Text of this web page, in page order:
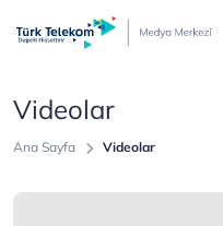
Videolar
Türk
Telekom
Medya
Merkezi
Videolar
Ana Sayfa Videolar